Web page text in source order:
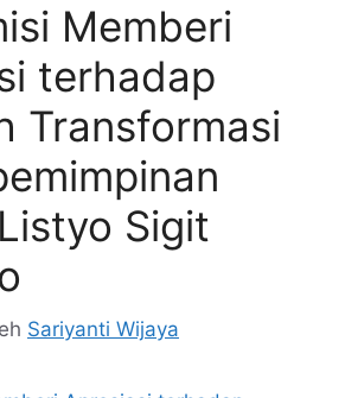
Memberi
terhadap
Transformasi
Sigit
Sariyanti Wijaya